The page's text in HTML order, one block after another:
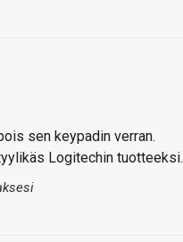
sen keypadin verran.
Logitechin tuotteeksi.